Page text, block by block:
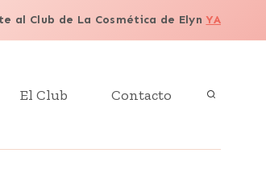
al Club de La Cosmética de Elyn YA
El Club Contacto